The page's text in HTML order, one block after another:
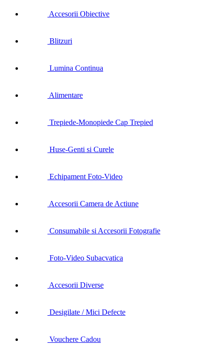
Accesorii Obiective
Blitzuri
Lumina Continua
Alimentare
Trepiede-Monopiede Cap Trepied
Huse-Genti si Curele
Echipament Foto-Video
Accesorii Camera de Actiune
Consumabile si Accesorii Fotografie
Foto-Video Subacvatica
Accesorii Diverse
Desigilate / Mici Defecte
Vouchere Cadou